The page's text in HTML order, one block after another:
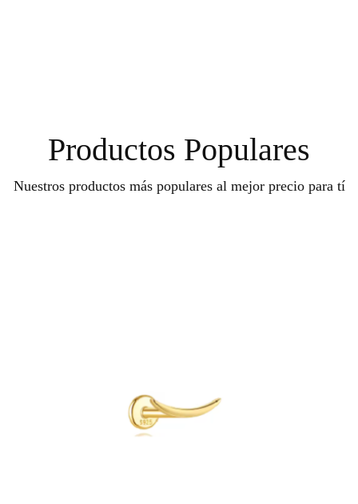
Productos Populares
Nuestros productos más populares al mejor precio para tí